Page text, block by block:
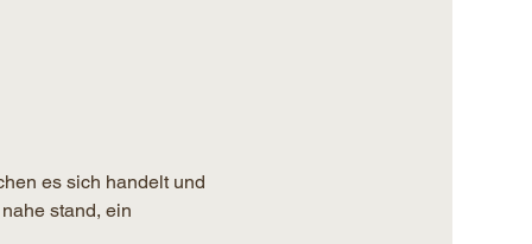
es sich handelt und
stand, ein